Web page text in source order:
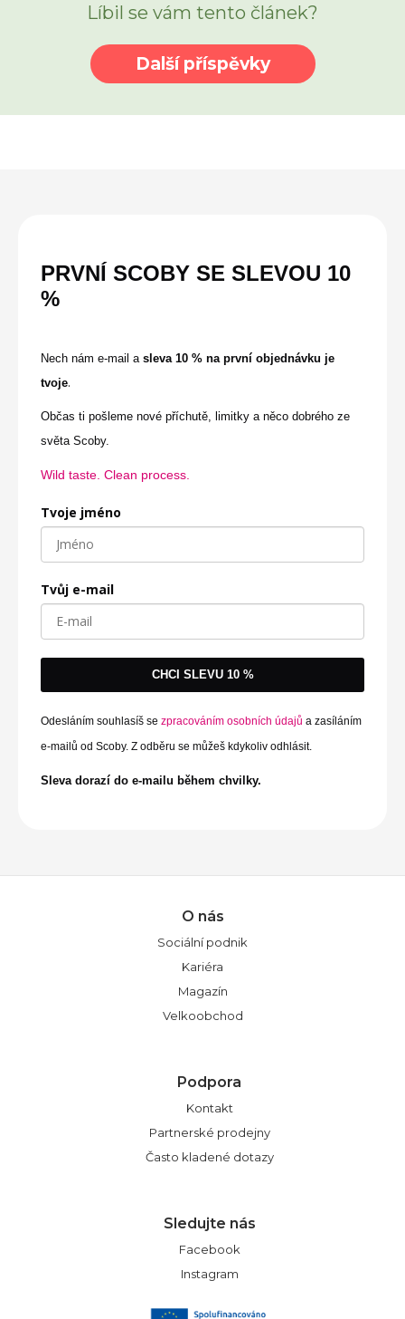
Líbil se vám tento článek?
Další příspěvky
PRVNÍ SCOBY SE SLEVOU 10
%
Nech nám e-mail a sleva 10 % na první objednávku je
tvoje.
Občas ti pošleme nové příchutě, limitky a něco dobrého ze
světa Scoby.
Wild taste. Clean process.
Tvoje jméno
Tvůj e-mail
CHCI SLEVU 10 %
Odesláním souhlasíš se zpracováním osobních údajů a zasíláním
e-mailů od Scoby. Z odběru se můžeš kdykoliv odhlásit.
Sleva dorazí do e-mailu během chvilky.
O nás
Sociální podnik
Kariéra
Magazín
Velkoobchod
Podpora
Kontakt
Partnerské prodejny
Často kladené dotazy
Sledujte nás
Facebook
Instagram